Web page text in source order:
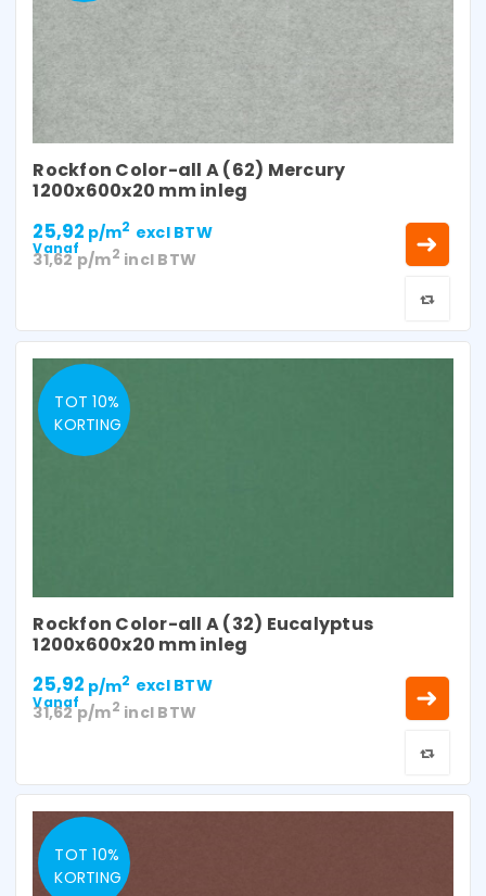
Rockfon Color-all A (62) Mercury
1200x600x20 mm inleg
Vanaf
25,92 p/m2 excl BTW
31,62p/m2 incl BTW
TOT 10%
KORTING
Rockfon Color-all A (32) Eucalyptus
1200x600x20 mm inleg
Vanaf
25,92 p/m2 excl BTW
31,62p/m2 incl BTW
TOT 10%
KORTING